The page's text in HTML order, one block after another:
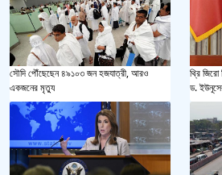
সৌদি পৌঁছেছেন ৪৯১০৩ জন হজযাত্রী, আরও
একজনের মৃত্যু
থ্রি
ড.